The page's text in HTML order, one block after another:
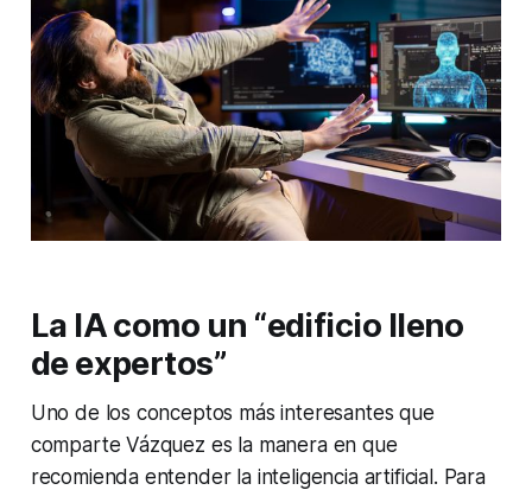
La IA como un “edificio lleno
de expertos”
Uno de los conceptos más interesantes que
comparte Vázquez es la manera en que
recomienda entender la inteligencia artificial. Para